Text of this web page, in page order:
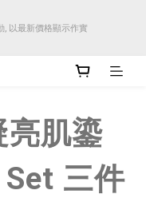
以最新價格顯示作實
自取訊息通知將全部改為透過官
亮肌鎏
三件